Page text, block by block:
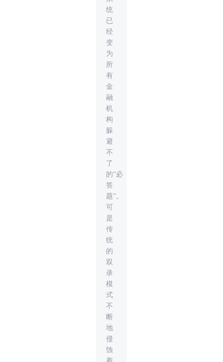
统
已
经
变
为
所
有
金
融
机
构
躲
避
不
了
的“必
答
题”。
可
是
传
统
的
双
录
模
式
不
断
地
侵
蚀